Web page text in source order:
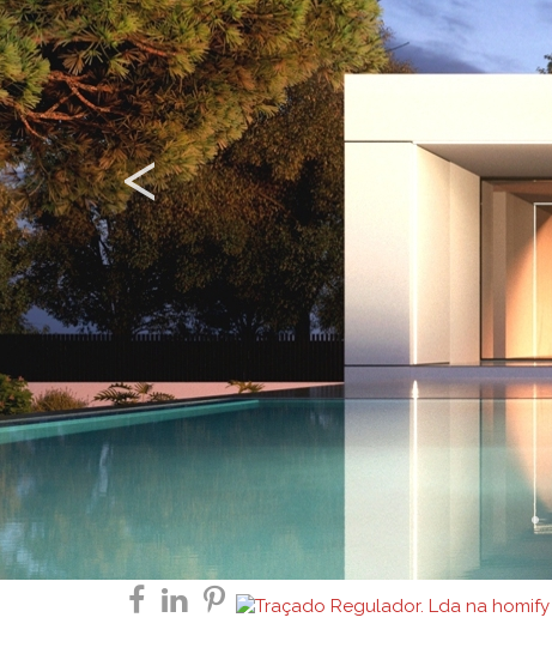
<Previous
facebook
linkedin
pinterest